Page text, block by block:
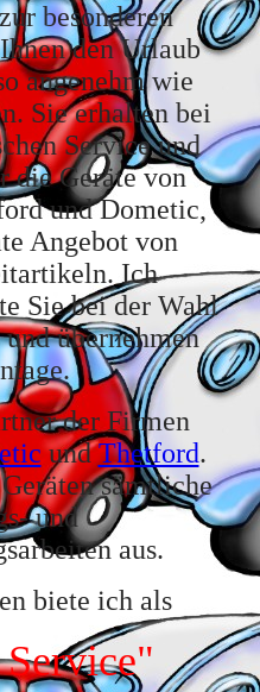
besonderen
den Urlaub
angenehm wie
Sie erhalten bei
Service und
die Geräte von
und Dometic,
Angebot von
Ich
Sie bei der Wahl
übernehmen
der Firmen
undThetford.
sämtliche
und
aus.
biete ich als